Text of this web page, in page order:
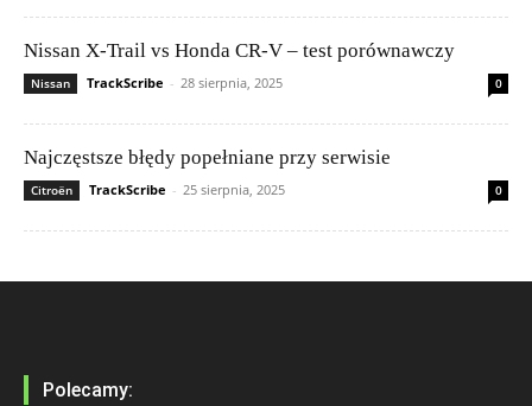
Nissan X-Trail vs Honda CR-V – test porównawczy
Nissan TrackScribe - 28 sierpnia, 2025 0
Najczęstsze błędy popełniane przy serwisie
Citroën TrackScribe - 25 sierpnia, 2025 0
Polecamy: